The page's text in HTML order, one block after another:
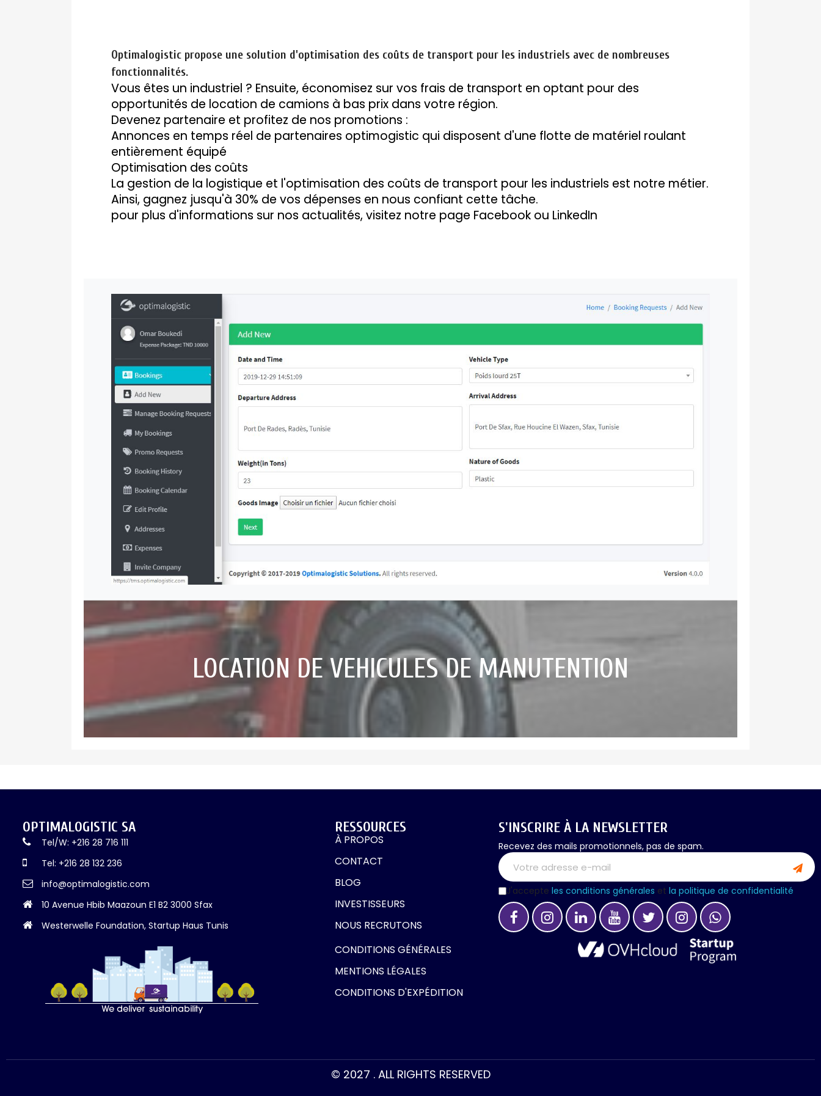
Optimalogistic propose une solution d'optimisation des coûts de transport pour les industriels avec de nombreuses
fonctionnalités.
Vous êtes un industriel ? Ensuite, économisez sur vos frais de transport en optant pour des
opportunités de location de camions à bas prix dans votre région.
Devenez partenaire et profitez de nos promotions :
Annonces en temps réel de partenaires optimogistic qui disposent d'une flotte de matériel roulant
entièrement équipé
Optimisation des coûts
La gestion de la logistique et l'optimisation des coûts de transport pour les industriels est notre métier.
Ainsi, gagnez jusqu'à 30% de vos dépenses en nous confiant cette tâche.
pour plus d'informations sur nos actualités, visitez notre page Facebook ou LinkedIn
LOCATION DE VEHICULES DE MANUTENTION
OPTIMALOGISTIC SA
Tel/W: +216 28 716 111
Tel: +216 28 132 236
info@optimalogistic.com
10 Avenue Hbib Maazoun E1 B2 3000 Sfax
Westerwelle Foundation, Startup Haus Tunis
RESSOURCES
À PROPOS
CONTACT
BLOG
INVESTISSEURS
NOUS RECRUTONS
CONDITIONS GÉNÉRALES
MENTIONS LÉGALES
CONDITIONS D'EXPÉDITION
S'INSCRIRE À LA NEWSLETTER
Recevez des mails promotionnels, pas de spam.
J'accepteles conditions générales etla politique de confidentialité
© 2027 . ALL RIGHTS RESERVED